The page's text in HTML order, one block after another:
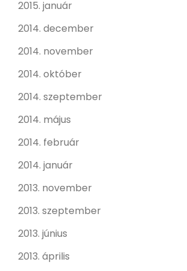
2015. január
2014. december
2014. november
2014. október
2014. szeptember
2014. május
2014. február
2014. január
2013. november
2013. szeptember
2013. június
2013. április